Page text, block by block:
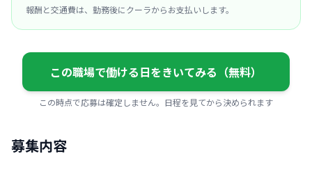
報酬と交通費は、勤務後にクーラからお支払いします。
この職場で働ける日をきいてみる（無料）
この時点で応募は確定しません。日程を見てから決められます
募集内容